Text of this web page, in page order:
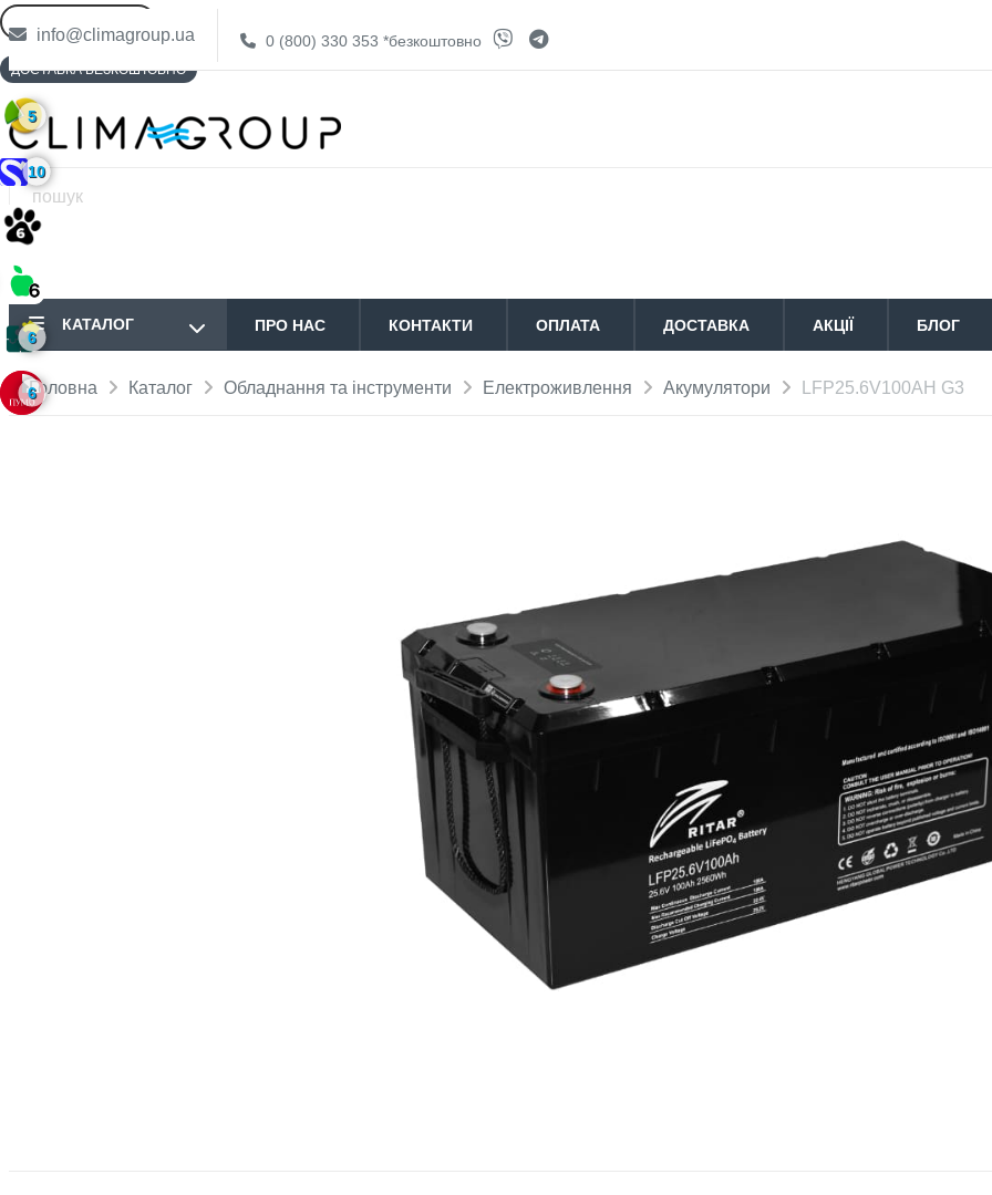
info@climagroup.ua 0 (800) 330 353 *безкоштовно
КАТАЛОГ ПРО НАС КОНТАКТИ ОПЛАТА ДОСТАВКА АКЦІЇ БЛОГ
Головна Каталог Обладнання та інструменти Електроживлення Акумулятори LFP25.6V100AH G3
ДОСТАВКА БЕЗКОШТОВНО
5
10
6
6